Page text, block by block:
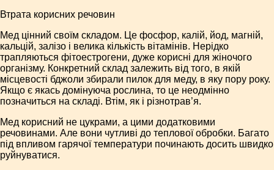
Втрата корисних речовин
Мед цінний своїм складом. Це фосфор, калій, йод, магній,
кальцій, залізо і велика кількість вітамінів. Нерідко
трапляються фітоестрогени, дуже корисні для жіночого
організму. Конкретний склад залежить від того, в якій
місцевості бджоли збирали пилок для меду, в яку пору року.
Якщо є якась домінуюча рослина, то це неодмінно
позначиться на складі. Втім, як і різнотрав’я.
Мед корисний не цукрами, а цими додатковими
речовинами. Але вони чутливі до теплової обробки. Багато
під впливом гарячої температури починають досить швидко
руйнуватися.